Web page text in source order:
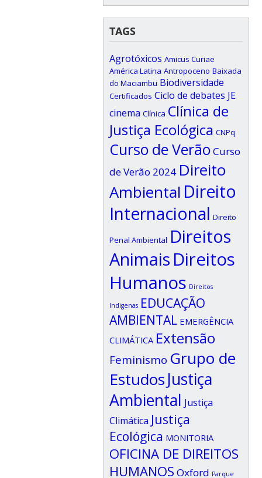
TAGS
Agrotóxicos Amicus Curiae
América Latina Antropoceno Baixada
do Maciambu Biodiversidade
Certificados Ciclo de debates JE
cinema Clínica Clínica de
Justiça Ecológica CNPq
Curso de Verão Curso
de Verão 2024 Direito
Ambiental Direito
Internacional Direito
Penal Ambiental Direitos
Animais Direitos
Humanos Direitos
Indigenas EDUCAÇÃO
AMBIENTAL EMERGÊNCIA
CLIMÁTICA Extensão
Feminismo Grupo de
EstudosJustiça
Ambiental Justiça
Climática Justiça
Ecológica MONITORIA
OFICINA DE DIREITOS
HUMANOS Oxford Parque